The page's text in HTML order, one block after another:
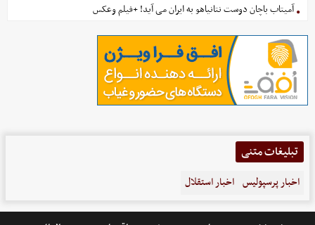
آمیتاب باچان دوست نتانیاهو به ایران می آید! +فیلم وعکس
تبلیغات متنی
اخبار پرسپولیس اخبار استقلال